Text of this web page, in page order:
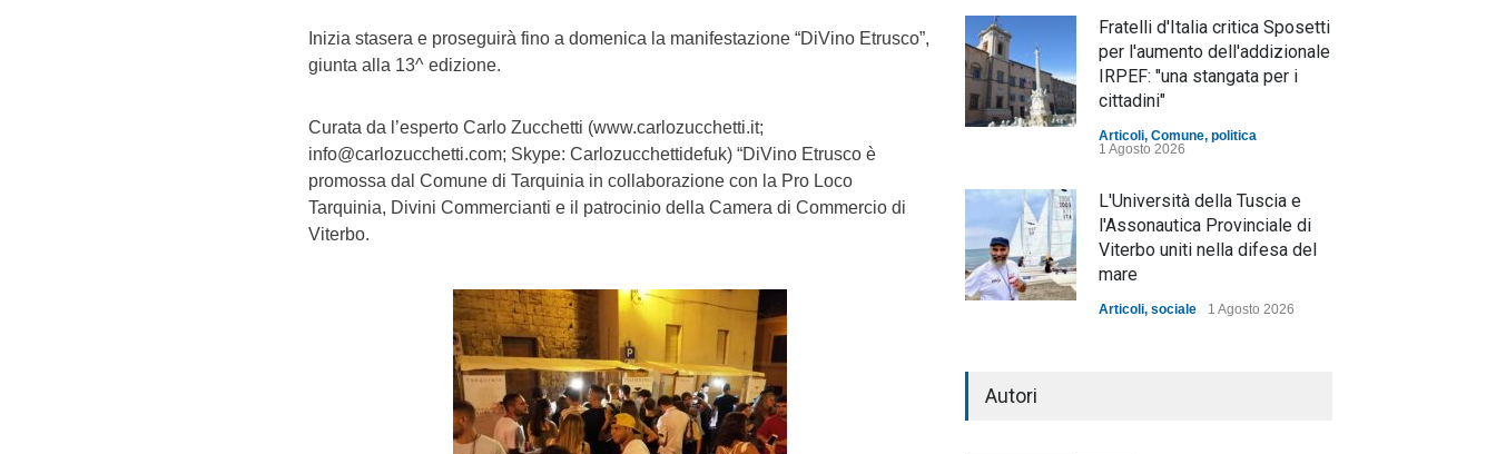
Inizia stasera e proseguirà fino a domenica la manifestazione “DiVino Etrusco”,
giunta alla 13^ edizione.
Curata da l’esperto Carlo Zucchetti (www.carlozucchetti.it;
info@carlozucchetti.com; Skype: Carlozucchettidefuk) “DiVino Etrusco è
promossa dal Comune di Tarquinia in collaborazione con la Pro Loco
Tarquinia, Divini Commercianti e il patrocinio della Camera di Commercio di
Viterbo.
Fratelli d'Italia critica Sposetti
per l'aumento dell'addizionale
IRPEF: "una stangata per i
cittadini"
Articoli, Comune, politica
1 Agosto 2026
L'Università della Tuscia e
l'Assonautica Provinciale di
Viterbo uniti nella difesa del
mare
Articoli, sociale 1 Agosto 2026
Autori